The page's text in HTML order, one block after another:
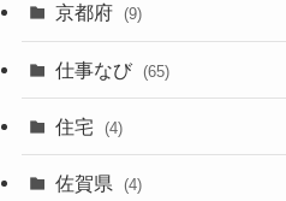
京都府 (9)
仕事なび (65)
住宅 (4)
佐賀県 (4)